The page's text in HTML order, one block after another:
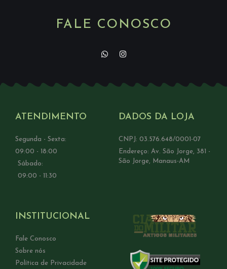
FALE CONOSCO
ATENDIMENTO
Segunda - Sexta:
09:00 - 18:00
Sábado:
09:00 - 11:30
DADOS DA LOJA
CNPJ: 03.576.648/0001-07
Endereço: Av. São Jorge, 381 -
São Jorge, Manaus-AM
INSTITUCIONAL
Fale Conosco
Sobre nós
Política de Privacidade